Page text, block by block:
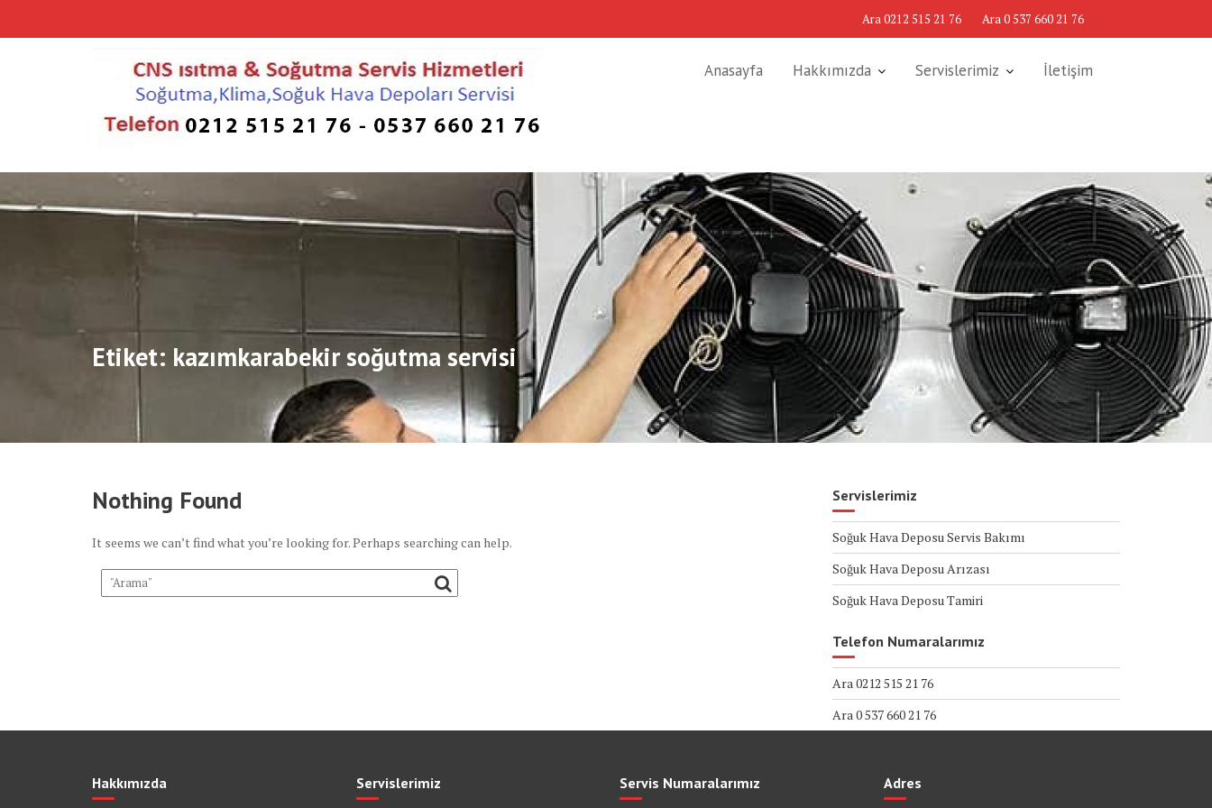
Ara 0212 515 21 76 Ara 0 537 660 21 76
Anasayfa Hakkımızda Servislerimiz İletişim
Etiket: kazımkarabekir soğutma servisi
Nothing Found
It seems we can’t find what you’re looking for. Perhaps searching can help.
Servislerimiz
Soğuk Hava Deposu Servis Bakımı
Soğuk Hava Deposu Arızası
Soğuk Hava Deposu Tamiri
Telefon Numaralarımız
Ara 0212 515 21 76
Ara 0 537 660 21 76
Hakkımızda Servislerimiz Servis Numaralarımız Adres